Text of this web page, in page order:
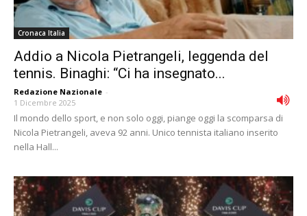
Cronaca Italia
Addio a Nicola Pietrangeli, leggenda del
tennis. Binaghi: “Ci ha insegnato...
Redazione Nazionale -
1 Dicembre 2025
Il mondo dello sport, e non solo oggi, piange oggi la scomparsa di
Nicola Pietrangeli, aveva 92 anni. Unico tennista italiano inserito
nella Hall...